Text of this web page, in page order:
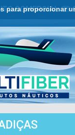
para proporcionar
COMERCIAL ☏